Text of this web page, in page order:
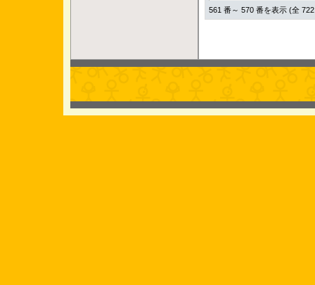
561 番～ 570 番を表示 (全